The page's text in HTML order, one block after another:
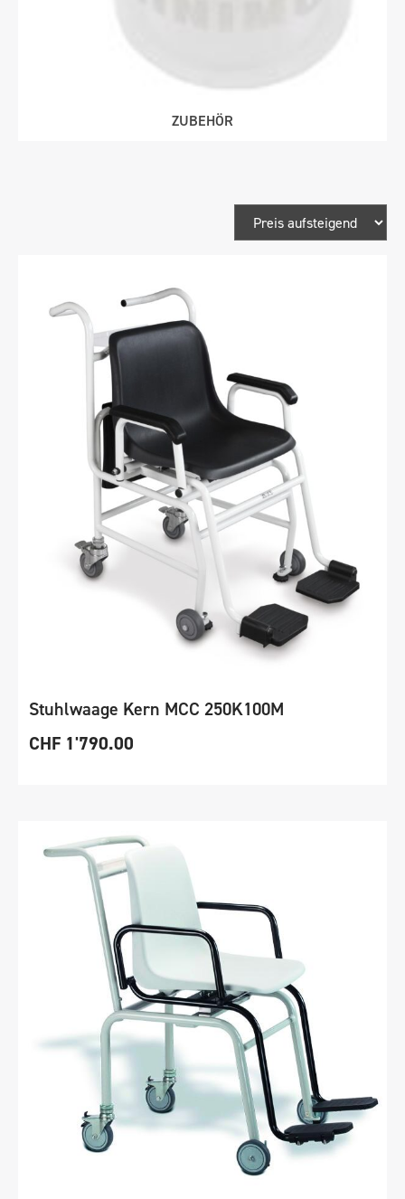
ZUBEHÖR
Stuhlwaage Kern MCC 250K100M
CHF 1'790.00